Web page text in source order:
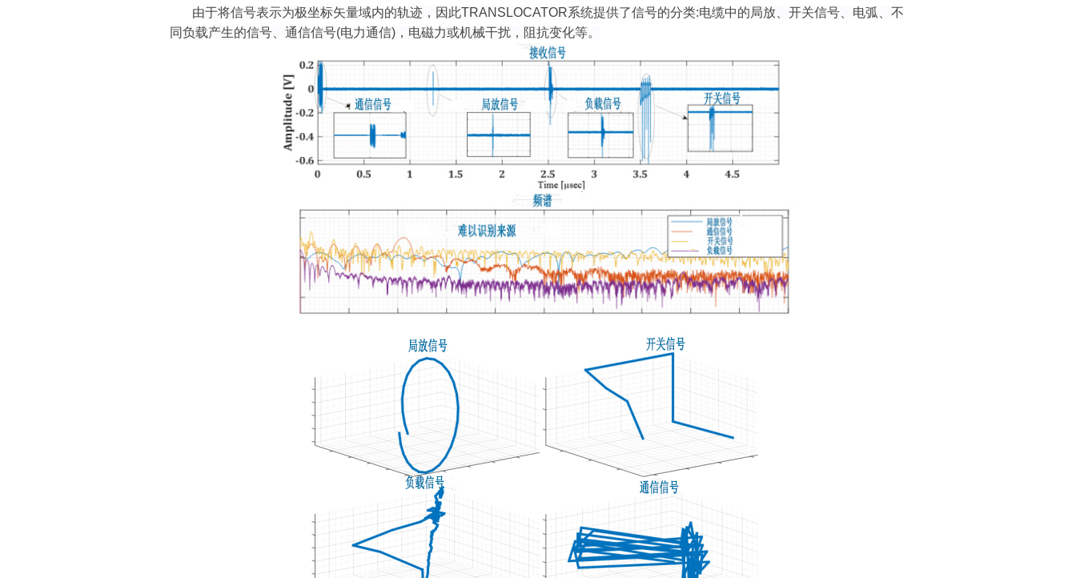
由于将信号表示为极坐标矢量域内的轨迹，因此TRANSLOCATOR系统提供了信号的分类:电缆中的局放 、开关信号、电弧、不
同负载产生的信号、通信信号(电力通信) ，电磁力或机械干扰，阻抗变化等。